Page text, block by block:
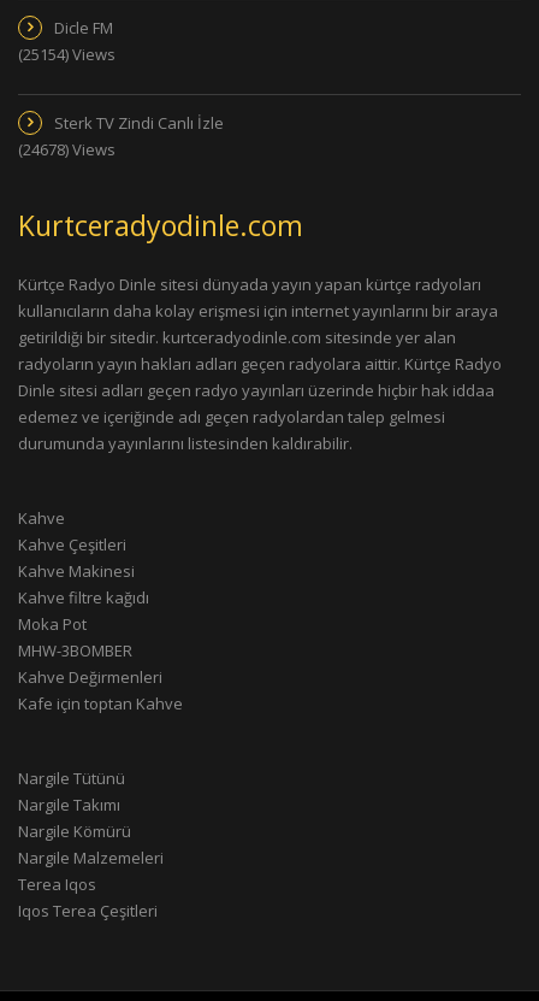
Dicle FM
(25154) Views
Sterk TV Zindi Canlı İzle
(24678) Views
Kurtceradyodinle.com
Kürtçe Radyo Dinle sitesi dünyada yayın yapan kürtçe radyoları
kullanıcıların daha kolay erişmesi için internet yayınlarını bir araya
getirildiği bir sitedir. kurtceradyodinle.com sitesinde yer alan
radyoların yayın hakları adları geçen radyolara aittir. Kürtçe Radyo
Dinle sitesi adları geçen radyo yayınları üzerinde hiçbir hak iddaa
edemez ve içeriğinde adı geçen radyolardan talep gelmesi
durumunda yayınlarını listesinden kaldırabilir.
Kahve
Kahve Çeşitleri
Kahve Makinesi
Kahve filtre kağıdı
Moka Pot
MHW-3BOMBER
Kahve Değirmenleri
Kafe için toptan Kahve
Nargile Tütünü
Nargile Takımı
Nargile Kömürü
Nargile Malzemeleri
Terea Iqos
Iqos Terea Çeşitleri